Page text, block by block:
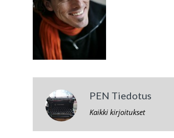
PEN Tiedotus
Kaikki kirjoitukset